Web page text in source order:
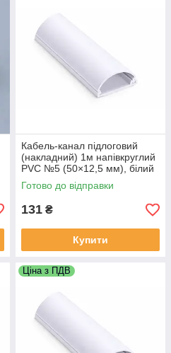
Кабель-канал підлоговий
(накладний) 1м напівкруглий
PVC №5 (50×12,5 мм), білий
Готово до відправки
131 ₴
Купити
Ціна з ПДВ